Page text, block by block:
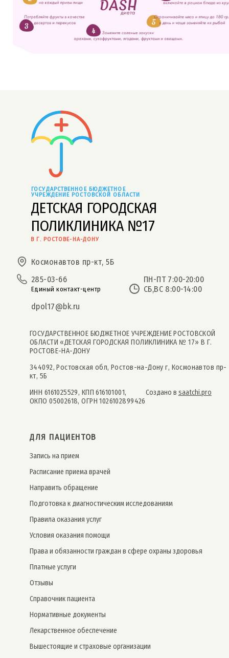
ДЕТСКАЯ ГОРОДСКАЯ
ПОЛИКЛИНИКА №17
ГОСУДАРСТВЕННОЕ БЮДЖЕТНОЕ
УЧРЕЖДЕНИЕ РОСТОВСКОЙ ОБЛАСТИ
В Г. РОСТОВЕ-НА-ДОНУ
Космонавтов пр-кт, 5Б
285-03-66
Единый контакт-центр
ПН-ПТ 7:00-20:00
СБ,ВС 8:00-14:00
dpol17@bk.ru
ГОСУДАРСТВЕННОЕ БЮДЖЕТНОЕ УЧРЕЖДЕНИЕ РОСТОВСКОЙ
ОБЛАСТИ «ДЕТСКАЯ ГОРОДСКАЯ ПОЛИКЛИНИКА № 17» В Г.
РОСТОВЕ-НА-ДОНУ
344092, Ростовская обл, Ростов-на-Дону г, Космонавтов пр-
кт, 5Б
ИНН 6161025529, КПП 616101001,
ОКПО 05002618, ОГРН 1026102899426
Создано в saatchi.pro
ДЛЯ ПАЦИЕНТОВ
Запись на прием
Расписание приема врачей
Направить обращение
Подготовка к диагностическим исследованиям
Правила оказания услуг
Условия оказания помощи
Права и обязанности граждан в сфере охраны здоровья
Платные услуги
Отзывы
Справочник пациента
Нормативные документы
Лекарственное обеспечение
Вышестоящие и страховые организации